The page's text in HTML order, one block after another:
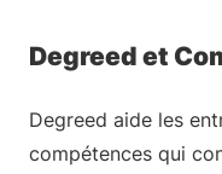
Degreed et
Degreed aide les
compétences qui